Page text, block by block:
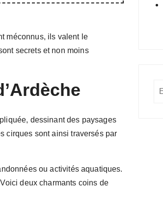
méconnus, ils valent le
secrets et non moins
dessinant des paysages
cirques sont ainsi traversés par
ou activités aquatiques.
deux charmants coins de